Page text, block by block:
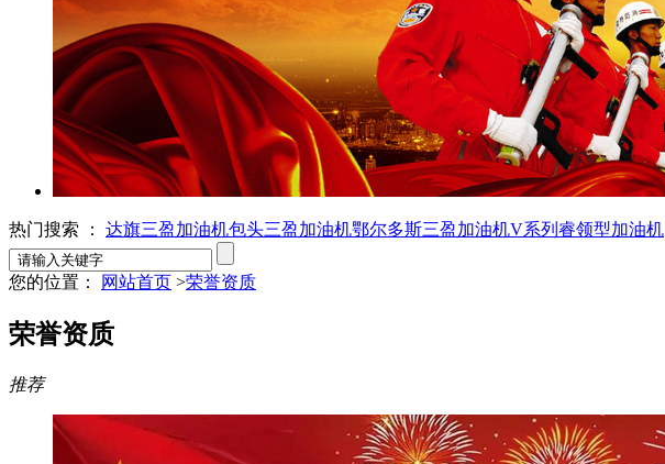
热门搜索 ： 达旗三盈加油机包头三盈加油机鄂尔多斯三盈加油机V系列睿领型加油机
您的位置： 网站首页 >荣誉资质
荣誉资质
推荐